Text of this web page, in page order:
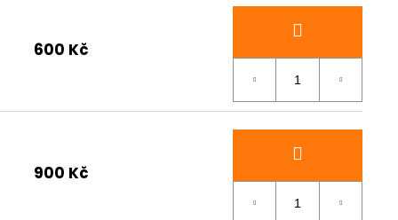
600 Kč
900 Kč